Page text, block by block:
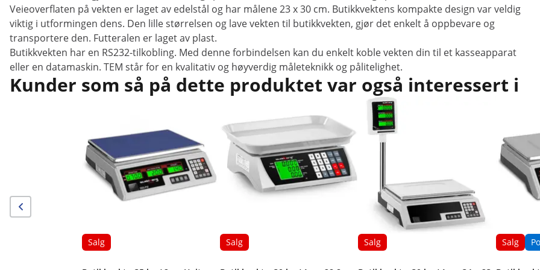
Veieoverflaten på vekten er laget av edelstål og har målene 23 x 30 cm. Butikkvektens kompakte design var veldig
viktig i utformingen dens. Den lille størrelsen og lave vekten til butikkvekten, gjør det enkelt å oppbevare og
transportere den. Futteralen er laget av plast.
Butikkvekten har en RS232-tilkobling. Med denne forbindelsen kan du enkelt koble vekten din til et kasseapparat
eller en datamaskin. TEM står for en kvalitativ og høyverdig måleteknikk og pålitelighet.
Kunder som så på dette produktet var også interessert i
Salg Salg Salg Salg